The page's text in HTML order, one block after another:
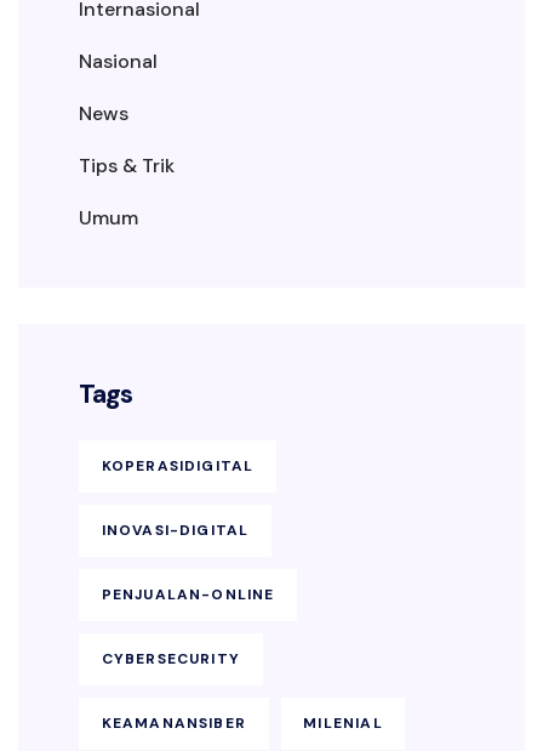
Internasional
Nasional
News
Tips & Trik
Umum
Tags
KOPERASIDIGITAL
INOVASI-DIGITAL
PENJUALAN-ONLINE
CYBERSECURITY
KEAMANANSIBER MILENIAL